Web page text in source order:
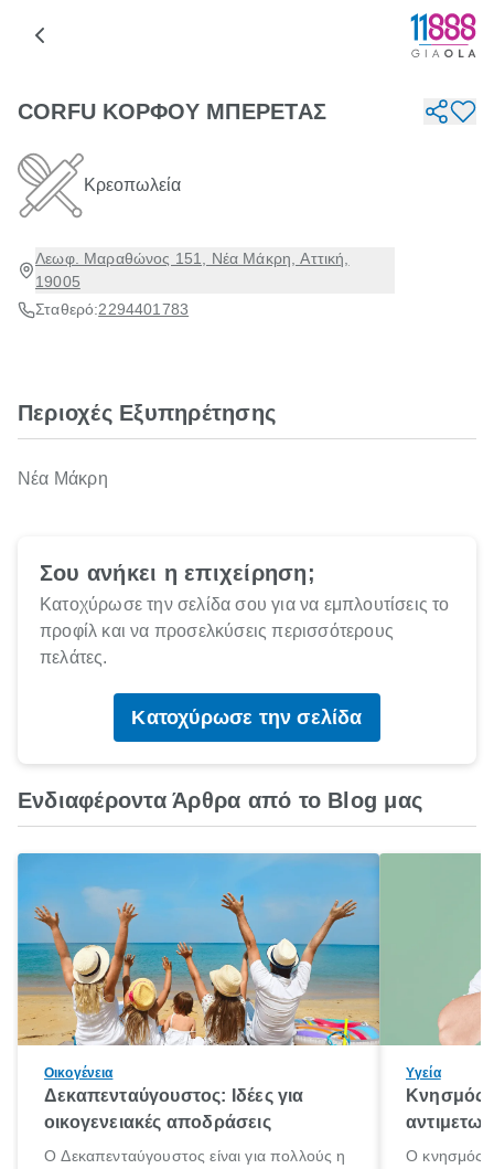
CORFU ΚΟΡΦΟΥ ΜΠΕΡΕΤΑΣ
Κρεοπωλεία
Λεωφ. Μαραθώνος 151, Νέα Μάκρη, Αττική,
19005
Σταθερό:2294401783
Περιοχές Εξυπηρέτησης
Νέα Μάκρη
Σου ανήκει η επιχείρηση;
Κατοχύρωσε την σελίδα σου για να εμπλουτίσεις το
προφίλ και να προσελκύσεις περισσότερους
πελάτες.
Κατοχύρωσε την σελίδα
Ενδιαφέροντα Άρθρα από το Blog μας
Οικογένεια
Δεκαπενταύγουστος: Ιδέες για
οικογενειακές αποδράσεις
Ο Δεκαπενταύγουστος είναι για πολλούς η
Υγεία
Κνησμός:
Ο κνησμός